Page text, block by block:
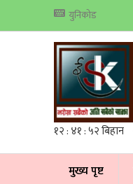
युनिकोड
मुख्य पृष्ट